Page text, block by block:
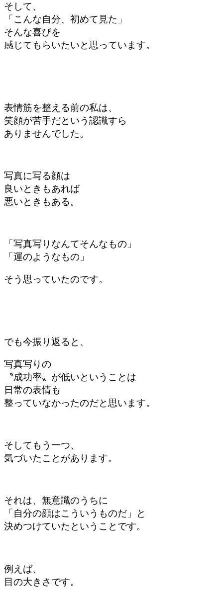
そして、
「こんな自分、 初めて見た」
そんな喜びを
感じてもらいたいと 思っています。
表情筋を整える前の私は、
笑顔が苦手だという 認識すら
ありませんでした。
写真に写る顔は
良いときもあれば
悪いときもある。
「写真写りなんてそんなもの」
「運のようなもの」
そう思っていたのです。
でも今振り返ると、
写真写りの
〝成功率〟が低いということは
日常の表情も
整っていなかったのだと 思います。
そしてもう一つ、
気づいたことがあります。
それは、 無意識のうちに
「自分の顔はこういうものだ」と
決めつけていた ということです。
例えば、
目の大きさです。